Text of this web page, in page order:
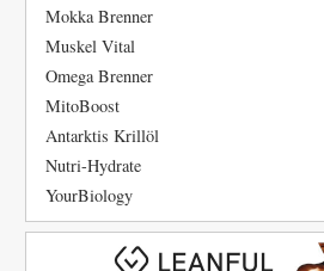
Mokka Brenner
Muskel Vital
Omega Brenner
MitoBoost
Antarktis Krillöl
Nutri-Hydrate
YourBiology